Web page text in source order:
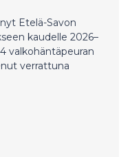
Etelä-Savon
kaudelle 2026–
valkohäntäpeuran
verrattuna